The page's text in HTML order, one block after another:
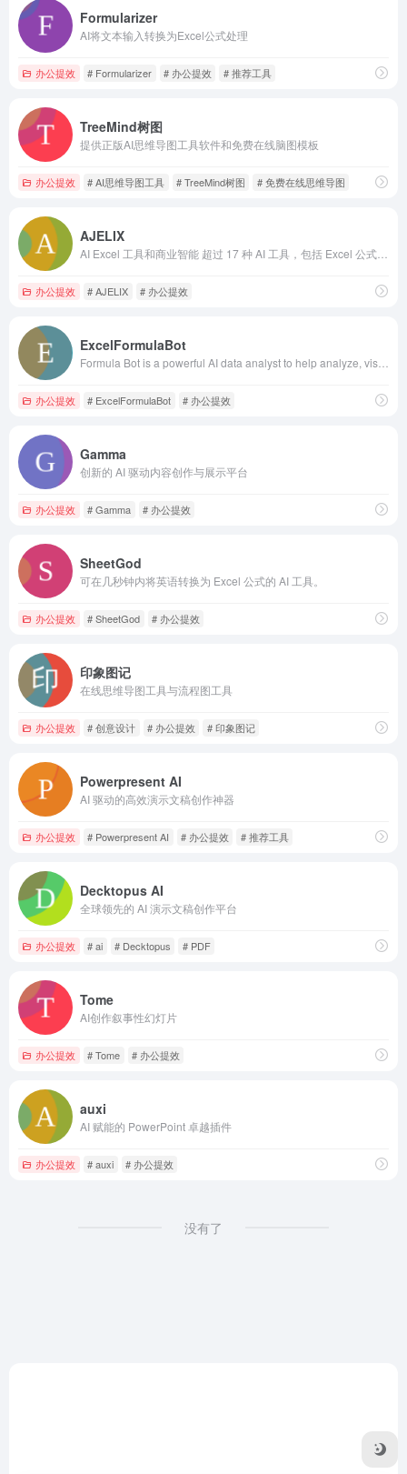
Formularizer
AI将文本输入转换为Excel公式处理
办公提效 # Formularizer # 办公提效 # 推荐工具
TreeMind树图
提供正版AI思维导图工具软件和免费在线脑图模板
办公提效 # AI思维导图工具 # TreeMind树图 # 免费在线思维导图
AJELIX
办公提效 # AJELIX # 办公提效
ExcelFormulaBot
办公提效 # ExcelFormulaBot # 办公提效
Gamma
创新的 AI 驱动内容创作与展示平台
办公提效 # Gamma # 办公提效
SheetGod
可在几秒钟内将英语转换为 Excel 公式的 AI 工具。
办公提效 # SheetGod # 办公提效
印象图记
在线思维导图工具与流程图工具
办公提效 # 创意设计 # 办公提效 # 印象图记
Powerpresent AI
AI 驱动的高效演示文稿创作神器
办公提效 # Powerpresent AI # 办公提效 # 推荐工具
Decktopus AI
全球领先的 AI 演示文稿创作平台
办公提效 # ai # Decktopus # PDF
Tome
AI创作叙事性幻灯片
办公提效 # Tome # 办公提效
auxi
AI 赋能的 PowerPoint 卓越插件
办公提效 # auxi # 办公提效
没有了